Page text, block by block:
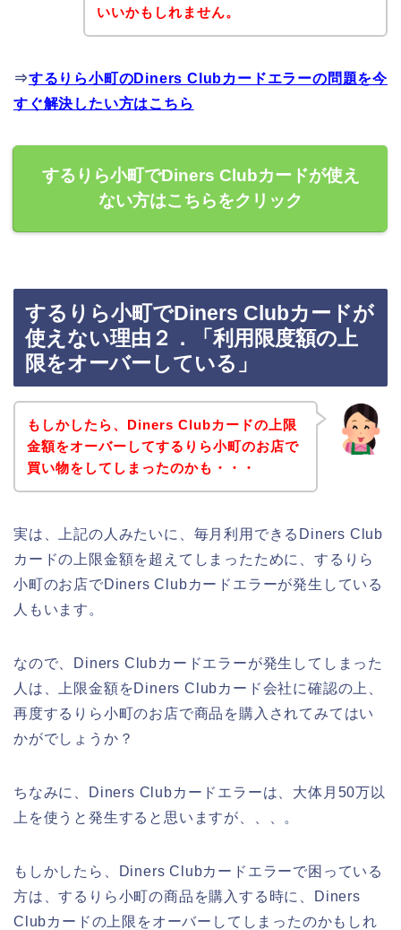
いいかもしれません。
⇒するりら小町のDiners Clubカードエラーの問題を今
すぐ解決したい方はこちら
するりら小町でDiners Clubカードが使え
ない方はこちらをクリック
するりら小町でDiners Clubカードが
使えない理由２．「利用限度額の上
限をオーバーしている」
もしかしたら、Diners Clubカードの上限
金額をオーバーしてするりら小町のお店で
買い物をしてしまったのかも・・・
実は、上記の人みたいに、毎月利用できるDiners Club
カードの上限金額を超えてしまったために、するりら
小町のお店でDiners Clubカードエラーが発生している
人もいます。
なので、Diners Clubカードエラーが発生してしまった
人は、上限金額をDiners Clubカード会社に確認の上、
再度するりら小町のお店で商品を購入されてみてはい
かがでしょうか？
ちなみに、Diners Clubカードエラーは、大体月50万以
上を使うと発生すると思いますが、、、。
もしかしたら、Diners Clubカードエラーで困っている
方は、するりら小町の商品を購入する時に、Diners
Clubカードの上限をオーバーしてしまったのかもしれ